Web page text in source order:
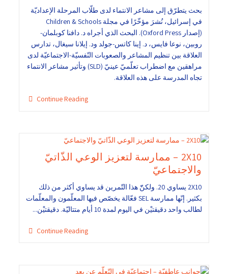
بحث يتطرّق إلى مشاعر الانتماء لدى طلّاب المرحلة الإعداديّة
في إسرائيل، نُشرَ مؤخّرًا في مجلة Children & Schools
(إصدار Oxford Press). البحث الذي أجراه د. دافنا كوبلمان-
روبين، نوعا فايس، د. إينا كاتس-جولد ود. إيلانا سيغال، تدارس
العلاقة بين تنظيم المشاعر والصعوبات النّفسيّة-الاجتماعيّة لدى
مراهقين مع اضطراب تعلّميّ عينيّ (SLD) وتأثير مشاعر الانتماء
تجاه المدرسة على هذه العلاقة.
Continue Reading
2X10 – ممارسة لتعزيز الوعي الذّاتيّ
والاجتماعيّ
2X10 يساوي 20. ولكنّّ هذا التّمرين قد يساوي أكثر من ذلك
بكثير. إنّها ممارسة SEL فعّالة يخصّص فيها المعلّمون والمعلّمات
لطالب واحد دقيقتيْن في اليوم لمدة 10 أيام متتاليّة. دقيقتيْن...
Continue Reading